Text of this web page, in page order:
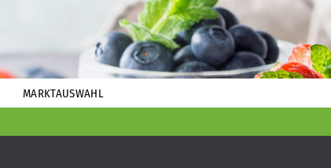
MARKTAUSWAHL